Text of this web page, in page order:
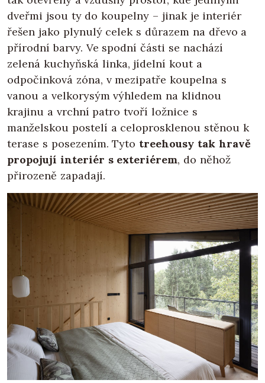
dveřmi jsou ty do koupelny – jinak je interiér
řešen jako plynulý celek s důrazem na dřevo a
přírodní barvy. Ve spodní části se nachází
zelená kuchyňská linka, jídelní kout a
odpočinková zóna, v mezipatře koupelna s
vanou a velkorysým výhledem na klidnou
krajinu a vrchní patro tvoří ložnice s
manželskou postelí a celoprosklenou stěnou k
terase s posezením. Tyto treehousy tak hravě
propojují interiér s exteriérem, do něhož
přirozeně zapadají.